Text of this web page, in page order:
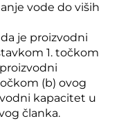
vode do viših
je proizvodni
1. točkom
(b) ovog
kapacitet u
članka.